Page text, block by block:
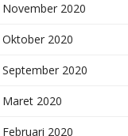
November 2020
Oktober 2020
September 2020
Maret 2020
Februari 2020